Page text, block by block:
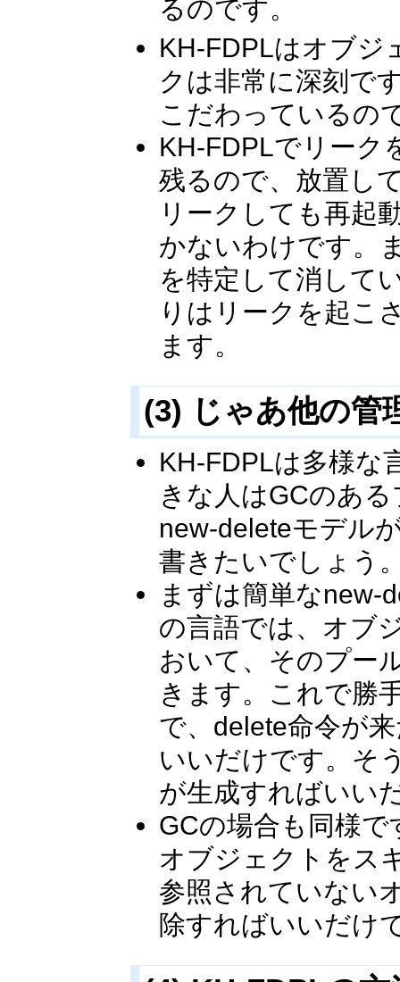
るのです。
KH-FDPLはオブジ
クは非常に深刻で
こだわっているの
KH-FDPLでリーク
残るので、放置し
リークしても再起
かないわけです。
を特定して消して
りはリークを起こ
ます。
(3) じゃあ他の管
KH-FDPLは多様な
きな人はGCのあ
new-deleteモデル
書きたいでしょう
まずは簡単なnew-
の言語では、オブ
おいて、そのプー
きます。これで勝
で、delete命令が
いいだけです。そ
が生成すればいい
GCの場合も同様
オブジェクトをス
参照されていない
除すればいいだけ